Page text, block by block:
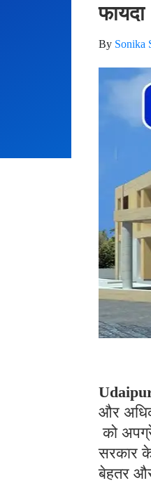
फायदा
By Sonika
और
को
सरकार
बेहतर